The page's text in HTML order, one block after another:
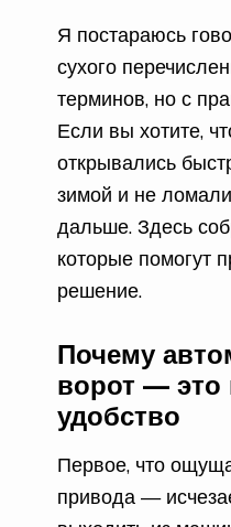
Я постараюсь
сухого
терминов, но с
Если вы хотите,
открывались
зимой и не
дальше. Здесь
которые помогут
решение.
Почему
ворот — это
удобство
Первое, что
привода —